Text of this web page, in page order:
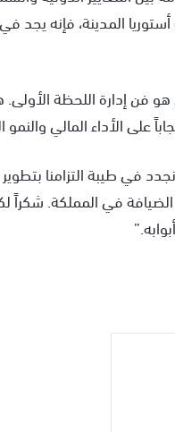
المدينة، فإنه
هو فن إدارة اللحظة
على الأداء المالي
في طيبة التزامنا
الضيافة في المملكة.